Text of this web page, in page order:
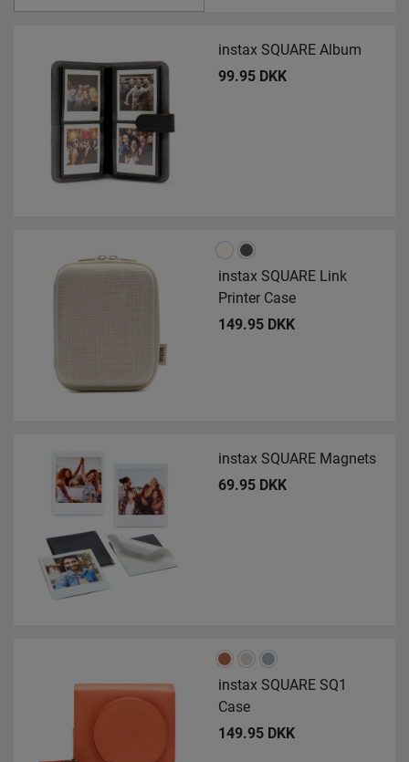
instax SQUARE Album
99.95 DKK
instax SQUARE Link
Printer Case
149.95 DKK
instax SQUARE Magnets
69.95 DKK
instax SQUARE SQ1
Case
149.95 DKK